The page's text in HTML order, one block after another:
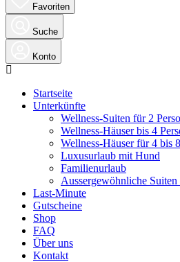
Favoriten
Suche
Konto
Startseite
Unterkünfte
Wellness-Suiten für 2
Wellness-Häuser bis 4
Wellness-Häuser für 4 bis
Luxusurlaub mit Hund
Familienurlaub
Aussergewöhnliche Suiten
Last-Minute
Gutscheine
Shop
FAQ
Über uns
Kontakt